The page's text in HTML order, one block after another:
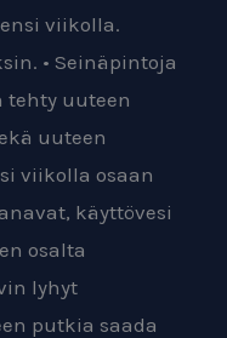
viikolla.
• Seinäpintoja
tehty uuteen
uuteen
viikolla osaan
käyttövesi
osalta
lyhyt
putkia saada